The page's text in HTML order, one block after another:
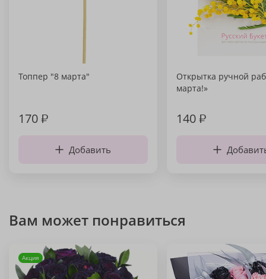
Топпер "8 марта"
170₽
Добавить
Открытка ручной
марта!»
140₽
Вам может понравиться
Акция